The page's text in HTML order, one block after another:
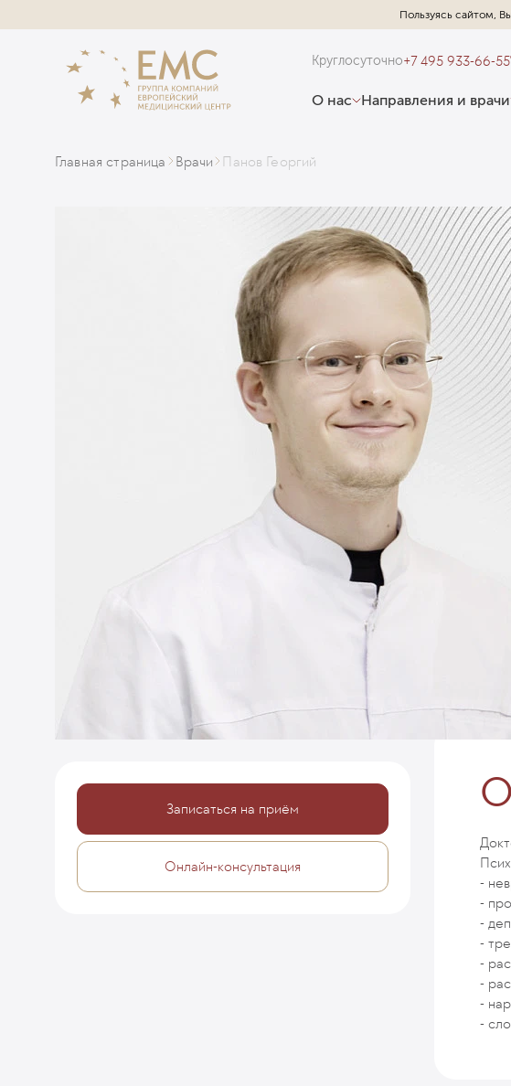
Пользуясь сайтом,
Круглосуточно+7 495 933-66-55
О нас Направления и врачи
Главная страница Врачи Панов Георгий
Записаться на приём
Онлайн-консультация
-
-
-
-
-
-
-
-